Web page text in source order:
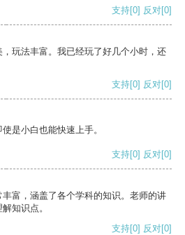
支持[0] 反对[0]
玩法丰富。我已经玩了好几个小时，还
支持[0] 反对[0]
是小白也能快速上手。
支持[0] 反对[0]
富，涵盖了各个学科的知识。老师的讲
知识点。
支持[0] 反对[0]